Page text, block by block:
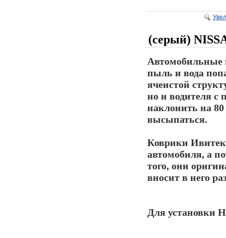
(серый)
Автомобильные
пыль и вода
ячеистой
но и водителя с
наклонить на 80
высыпаться.
Коврики
автомобиля, а
того, они
вносит в него
Для установки